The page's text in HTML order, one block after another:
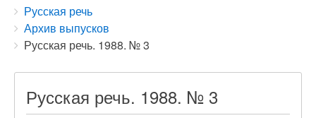
Breadcrumbs
You
are
here:
Русская речь
Архив выпусков
Русская речь. 1988. № 3
Русская речь. 1988. № 3